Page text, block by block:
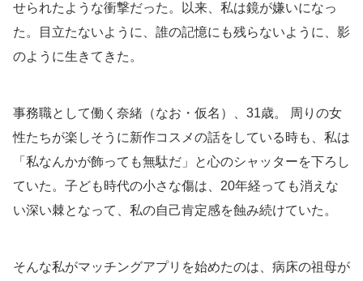
せられたような衝撃だった。以来、私は鏡が嫌いになっ
た。目立たないように、誰の記憶にも残らないように、影
のように生きてきた。
事務職として働く奈緒（なお・仮名）、31歳。 周りの女
性たちが楽しそうに新作コスメの話をしている時も、私は
「私なんかが飾っても無駄だ」と心のシャッターを下ろし
ていた。子ども時代の小さな傷は、20年経っても消えな
い深い棘となって、私の自己肯定感を蝕み続けていた。
そんな私がマッチングアプリを始めたのは、病床の祖母が